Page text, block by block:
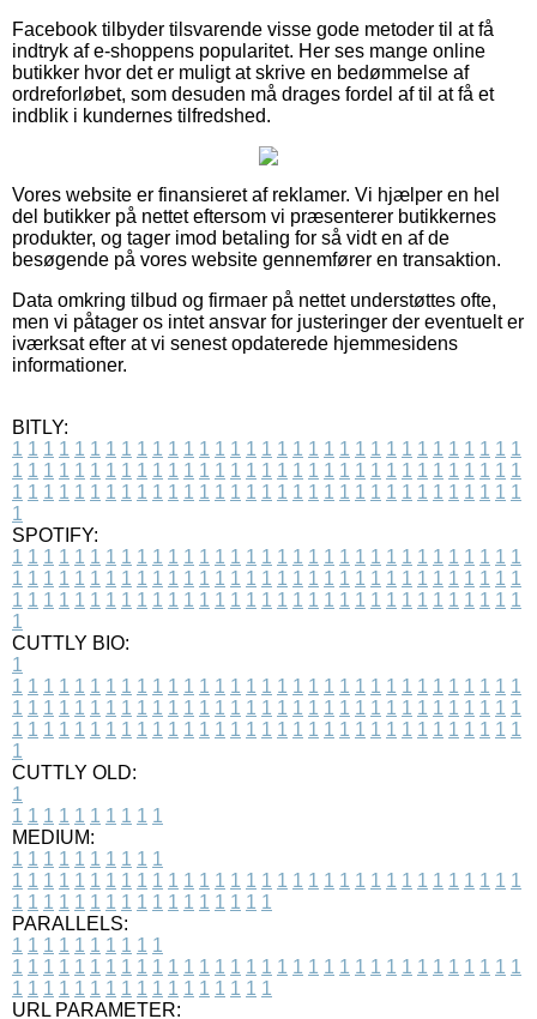
Facebook tilbyder tilsvarende visse gode metoder til at få
indtryk af e-shoppens popularitet. Her ses mange online
butikker hvor det er muligt at skrive en bedømmelse af
ordreforløbet, som desuden må drages fordel af til at få et
indblik i kundernes tilfredshed.
Vores website er finansieret af reklamer. Vi hjælper en hel
del butikker på nettet eftersom vi præsenterer butikkernes
produkter, og tager imod betaling for så vidt en af de
besøgende på vores website gennemfører en transaktion.
Data omkring tilbud og firmaer på nettet understøttes ofte,
men vi påtager os intet ansvar for justeringer der eventuelt er
iværksat efter at vi senest opdaterede hjemmesidens
informationer.
BITLY:
1 1 1 1 1 1 1 1 1 1 1 1 1 1 1 1 1 1 1 1 1 1 1 1 1 1 1 1 1 1 1 1 1
1 1 1 1 1 1 1 1 1 1 1 1 1 1 1 1 1 1 1 1 1 1 1 1 1 1 1 1 1 1 1 1 1
1 1 1 1 1 1 1 1 1 1 1 1 1 1 1 1 1 1 1 1 1 1 1 1 1 1 1 1 1 1 1 1 1
1
SPOTIFY:
1 1 1 1 1 1 1 1 1 1 1 1 1 1 1 1 1 1 1 1 1 1 1 1 1 1 1 1 1 1 1 1 1
1 1 1 1 1 1 1 1 1 1 1 1 1 1 1 1 1 1 1 1 1 1 1 1 1 1 1 1 1 1 1 1 1
1 1 1 1 1 1 1 1 1 1 1 1 1 1 1 1 1 1 1 1 1 1 1 1 1 1 1 1 1 1 1 1 1
1
CUTTLY BIO:
1
1 1 1 1 1 1 1 1 1 1 1 1 1 1 1 1 1 1 1 1 1 1 1 1 1 1 1 1 1 1 1 1 1
1 1 1 1 1 1 1 1 1 1 1 1 1 1 1 1 1 1 1 1 1 1 1 1 1 1 1 1 1 1 1 1 1
1 1 1 1 1 1 1 1 1 1 1 1 1 1 1 1 1 1 1 1 1 1 1 1 1 1 1 1 1 1 1 1 1
1
CUTTLY OLD:
1
1 1 1 1 1 1 1 1 1 1
MEDIUM:
1 1 1 1 1 1 1 1 1 1
1 1 1 1 1 1 1 1 1 1 1 1 1 1 1 1 1 1 1 1 1 1 1 1 1 1 1 1 1 1 1 1 1
1 1 1 1 1 1 1 1 1 1 1 1 1 1 1 1 1
PARALLELS:
1 1 1 1 1 1 1 1 1 1
1 1 1 1 1 1 1 1 1 1 1 1 1 1 1 1 1 1 1 1 1 1 1 1 1 1 1 1 1 1 1 1 1
1 1 1 1 1 1 1 1 1 1 1 1 1 1 1 1 1
URL PARAMETER: